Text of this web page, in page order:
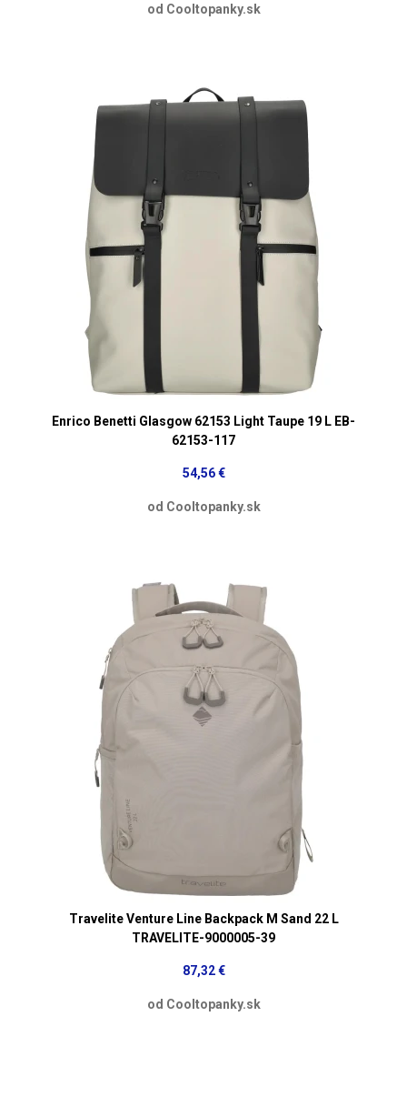
od Cooltopanky.sk
Enrico Benetti Glasgow 62153 Light Taupe 19 L EB-
62153-117
54,56 €
od Cooltopanky.sk
Travelite Venture Line Backpack M Sand 22 L
TRAVELITE-9000005-39
87,32 €
od Cooltopanky.sk